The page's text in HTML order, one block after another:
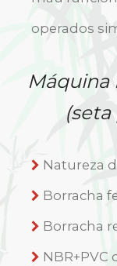
operados
Máquina
Natureza
Borracha
Borracha
NBR+PVC